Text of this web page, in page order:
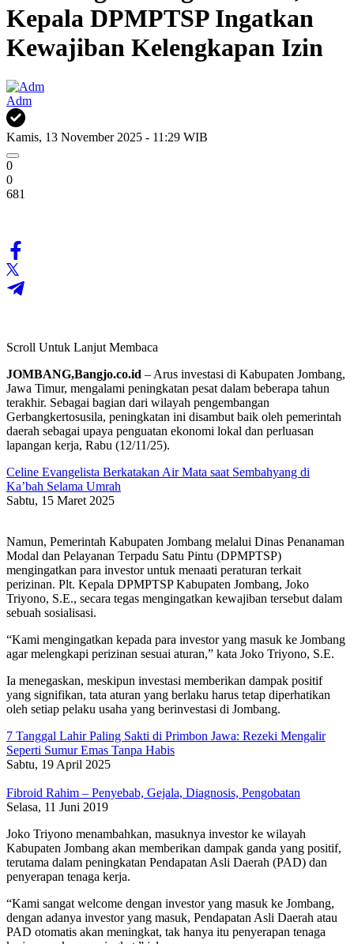
Kepala DPMPTSP Ingatkan
Kewajiban Kelengkapan Izin
Adm
Kamis, 13 November 2025 - 11:29 WIB
0
0
681
Scroll Untuk Lanjut Membaca
JOMBANG,Bangjo.co.id – Arus investasi di Kabupaten Jombang,
Jawa Timur, mengalami peningkatan pesat dalam beberapa tahun
terakhir. Sebagai bagian dari wilayah pengembangan
Gerbangkertosusila, peningkatan ini disambut baik oleh pemerintah
daerah sebagai upaya penguatan ekonomi lokal dan perluasan
lapangan kerja, Rabu (12/11/25).
Celine Evangelista Berkatakan Air Mata saat Sembahyang di
Ka’bah Selama Umrah
Sabtu, 15 Maret 2025
Namun, Pemerintah Kabupaten Jombang melalui Dinas Penanaman
Modal dan Pelayanan Terpadu Satu Pintu (DPMPTSP)
mengingatkan para investor untuk menaati peraturan terkait
perizinan. Plt. Kepala DPMPTSP Kabupaten Jombang, Joko
Triyono, S.E., secara tegas mengingatkan kewajiban tersebut dalam
sebuah sosialisasi.
“Kami mengingatkan kepada para investor yang masuk ke Jombang
agar melengkapi perizinan sesuai aturan,” kata Joko Triyono, S.E.
Ia menegaskan, meskipun investasi memberikan dampak positif
yang signifikan, tata aturan yang berlaku harus tetap diperhatikan
oleh setiap pelaku usaha yang berinvestasi di Jombang.
7 Tanggal Lahir Paling Sakti di Primbon Jawa: Rezeki Mengalir
Seperti Sumur Emas Tanpa Habis
Sabtu, 19 April 2025
Fibroid Rahim – Penyebab, Gejala, Diagnosis, Pengobatan
Selasa, 11 Juni 2019
Joko Triyono menambahkan, masuknya investor ke wilayah
Kabupaten Jombang akan memberikan dampak ganda yang positif,
terutama dalam peningkatan Pendapatan Asli Daerah (PAD) dan
penyerapan tenaga kerja.
“Kami sangat welcome dengan investor yang masuk ke Jombang,
dengan adanya investor yang masuk, Pendapatan Asli Daerah atau
PAD otomatis akan meningkat, tak hanya itu penyerapan tenaga